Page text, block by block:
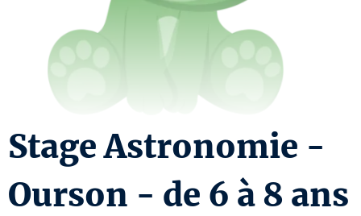
Stage Astronomie -
Ourson - de 6 à 8 ans